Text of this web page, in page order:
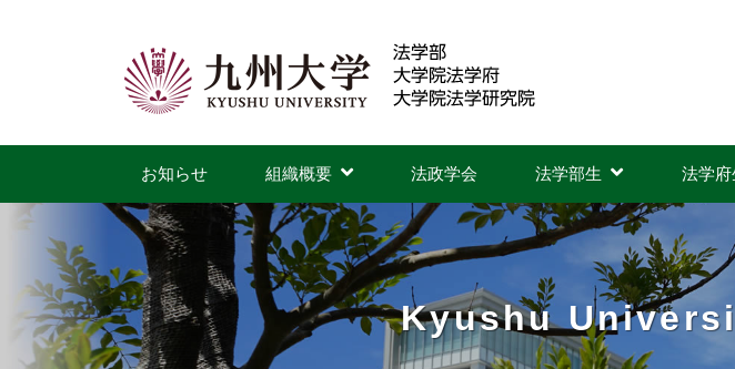
ツ
州
大
学
法
学
お知らせ 組織概要 法政学会 法学部生 法学府
Kyushu